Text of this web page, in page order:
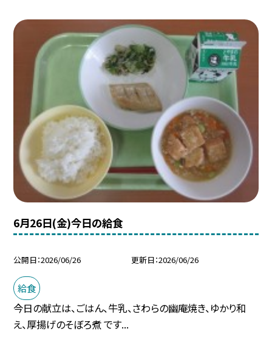
6月26日(金)今日の給食
公開日 2026/06/26 更新日 2026/06/26
給食
今日の献立は、ごはん、牛乳、さわらの幽庵焼き、ゆかり和
え、厚揚げのそぼろ煮 です...